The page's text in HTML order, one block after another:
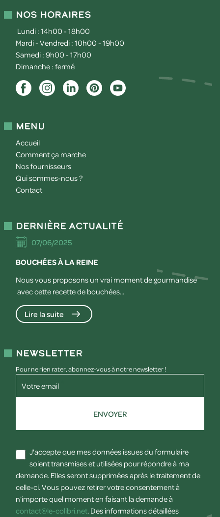
Nos horaires
Lundi : 14h00 - 18h00
Mardi - Vendredi : 10h00 - 19h00
Samedi : 9h00 - 17h00
Dimanche : fermé
Menu
Accueil
Comment ça marche
Nos fournisseurs
Qui sommes-nous ?
Contact
Dernière actualité
07/06/2025
BOUCHÉES À LA REINE
Nous vous proposons un vrai moment de gourmandise
avec cette recette de bouchées...
Lire la suite
Newsletter
Pour ne rien rater, abonnez-vous à notre newsletter !
Votre email
ENVOYER
J'accepte que mes données issues du formulaire
soient transmises et utilisées pour répondre à ma
demande. Elles seront supprimées après le traitement de
celle-ci. Vous pouvez retirer votre consentement à
n'importe quel moment en faisant la demande à
contact@le-colibri.net. Des informations détaillées